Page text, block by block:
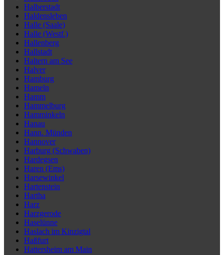
Halberstadt
Haldensleben
Halle (Saale)
Halle (Westf.)
Hallenberg
Hallstadt
Haltern am See
Halver
Hamburg
Hameln
Hamm
Hammelburg
Hamminkeln
Hanau
Hann. Münden
Hannover
Harburg (Schwaben)
Hardegsen
Haren (Ems)
Harsewinkel
Hartenstein
Hartha
Harz
Harzgerode
Haselünne
Haslach im Kinzigtal
Haßfurt
Hattersheim am Main